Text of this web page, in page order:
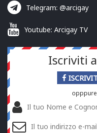
Telegram: @arcigay
Youtube: Arcigay TV
Iscriviti